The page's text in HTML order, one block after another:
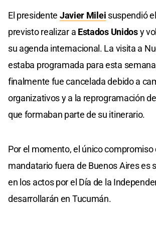
El presidente Javier Milei suspendió
previsto realizar a Estados Unidosy
su agenda internacional. La visita a
estaba programada para esta
finalmente fue cancelada debido a
organizativos y a la reprogramación
que formaban parte de su itinerario.
Por el momento, el único compromiso
mandatario fuera de Buenos Aires es
en los actos por el Día de la
desarrollarán en Tucumán.